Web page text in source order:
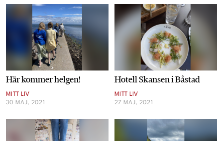
Här kommer helgen!
MITT LIV
30 MAJ, 2021
Hotell Skansen i Båstad
MITT LIV
27 MAJ, 2021